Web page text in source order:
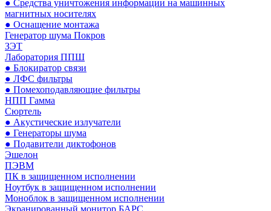
● Средства уничтожения информации на машинных
магнитных носителях
● Оснащение монтажа
Генератор шума Покров
ЗЭТ
Лаборатория ППШ
● Блокиратор связи
● ЛФС фильтры
● Помехоподавляющие фильтры
НПП Гамма
Сюртель
● Акустические излучатели
● Генераторы шума
● Подавители диктофонов
Эшелон
ПЭВМ
ПК в защищенном исполнении
Ноутбук в защищенном исполнении
Моноблок в защищенном исполнении
Экранированный монитор БАРС